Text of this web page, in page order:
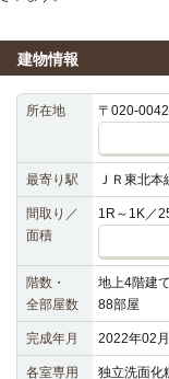
建物情報
所在地 〒020-
最寄り駅 ＪＲ東北
間取り／
面積
1R～1K／
階数・
全部屋数
地上4階建て
88部屋
完成年月 2022年02月
各室専用
独立洗面化